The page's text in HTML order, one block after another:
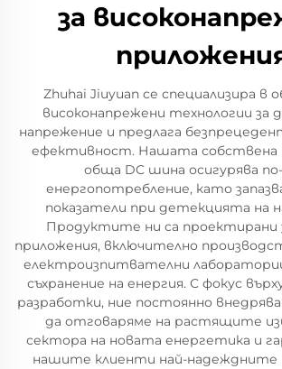
за
Zhuhai Jiuyuan се специализира в
високонапрежени технологии за
напрежение и предлага
ефективност. Нашата собствена
обща DC шина осигурява
енергопотребление, като
показатели при детекцията на
Продуктите ни са проектирани
приложения, включително
електроизпитвателни
съхранение на енергия. С фокус
разработки, ние постоянно
да отговаряме на растящите
сектора на новата енергетика и
нашите клиенти най-надеждните